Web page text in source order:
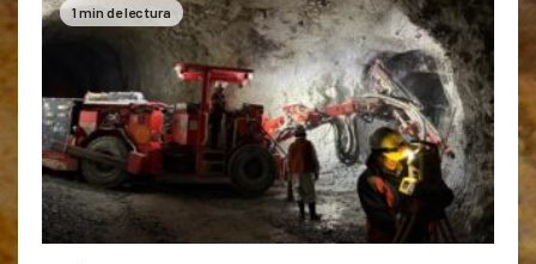
1 min de lectura